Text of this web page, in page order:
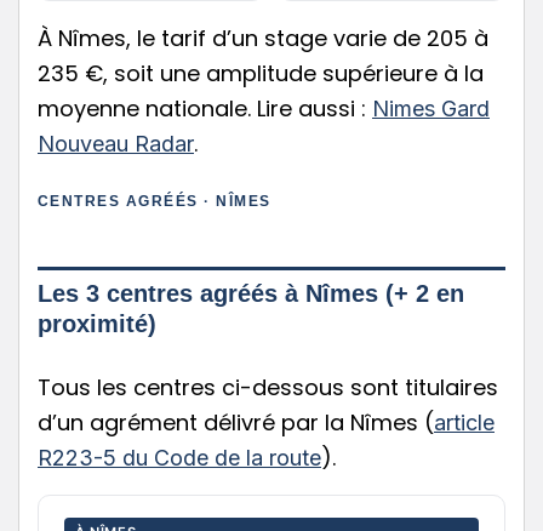
À Nîmes, le tarif d’un stage varie de 205 à
235 €, soit une amplitude supérieure à la
moyenne nationale. Lire aussi : Nimes Gard
Nouveau Radar.
CENTRES AGRÉÉS · NÎMES
Les 3 centres agréés à Nîmes (+ 2 en
proximité)
Tous les centres ci-dessous sont titulaires
d’un agrément délivré par la Nîmes (article
R223-5 du Code de la route).